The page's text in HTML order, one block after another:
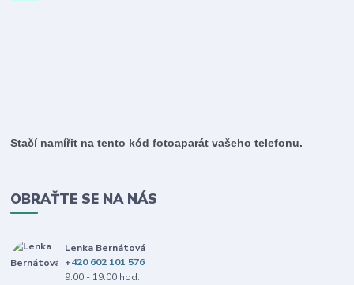
Stačí namířit na tento kód fotoaparát vašeho telefonu.
OBRAŤTE SE NA NÁS
Lenka Bernátová
+420 602 101 576
9:00 - 19:00 hod.